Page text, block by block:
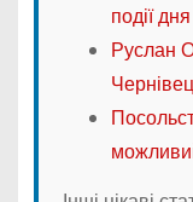
події дня
Руслан